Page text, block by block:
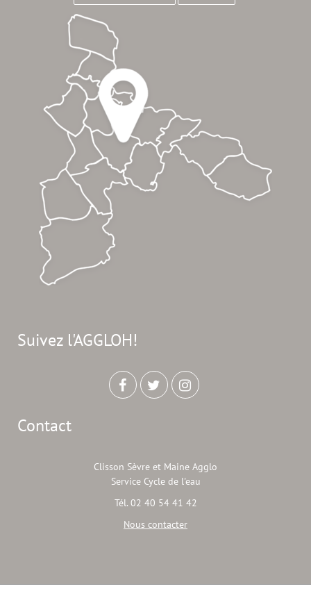
Suivez l'AGGLOH!
Contact
Clisson Sèvre et Maine Agglo
Service Cycle de l'eau
Tél. 02 40 54 41 42
Nous contacter